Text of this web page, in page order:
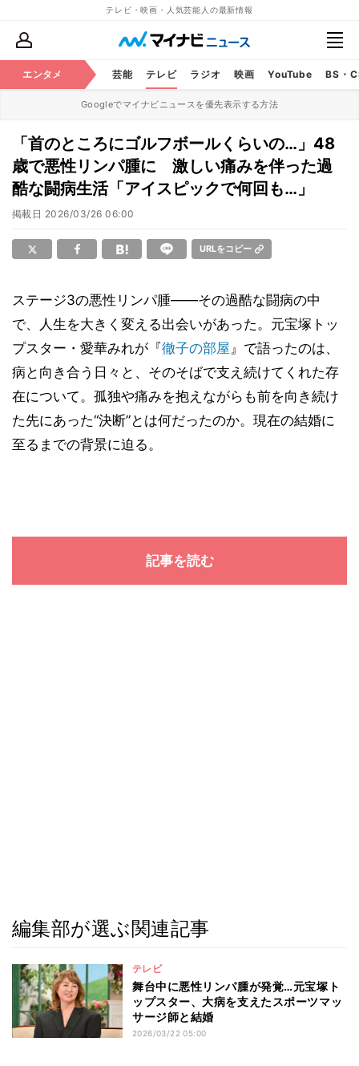
テレビ・映画・人気芸能人の最新情報
エンタメ 芸能 テレビ ラジオ 映画 YouTube BS・
Googleでマイナビニュースを優先表示する方法
「首のところにゴルフボールくらいの…」48
歳で悪性リンパ腫に 激しい痛みを伴った過
酷な闘病生活「アイスピックで何回も…」
掲載日 2026/03/26 06:00
URLをコピー
ステージ3の悪性リンパ腫――その過酷な闘病の中
で、人生を大きく変える出会いがあった。元宝塚トッ
プスター・愛華みれが『徹子の部屋』で語ったのは、
病と向き合う日々と、そのそばで支え続けてくれた存
在について。孤独や痛みを抱えながらも前を向き続け
た先にあった“決断”とは何だったのか。現在の結婚に
至るまでの背景に迫る。
記事を読む
編集部が選ぶ関連記事
テレビ
舞台中に悪性リンパ腫が発覚…元宝塚ト
ップスター、大病を支えたスポーツマッ
サージ師と結婚
2026/03/22 05:00